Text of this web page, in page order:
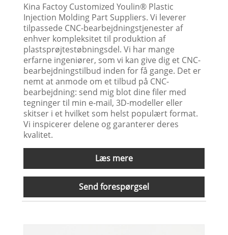
Kina Factoy Customized Youlin® Plastic
Injection Molding Part Suppliers. Vi leverer
tilpassede CNC-bearbejdningstjenester af
enhver kompleksitet til produktion af
plastsprøjtestøbningsdel. Vi har mange
erfarne ingeniører, som vi kan give dig et CNC-
bearbejdningstilbud inden for få gange. Det er
nemt at anmode om et tilbud på CNC-
bearbejdning: send mig blot dine filer med
tegninger til min e-mail, 3D-modeller eller
skitser i et hvilket som helst populært format.
Vi inspicerer delene og garanterer deres
kvalitet.
Læs mere
Send forespørgsel